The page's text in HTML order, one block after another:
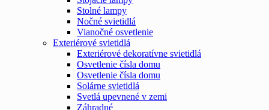
Stolné lampy
Nočné svietidlá
Vianočné osvetlenie
Exteriérové svietidlá
Exteriérové dekoratívne svietidlá
Osvetlenie čísla domu
Osvetlenie čísla domu
Solárne svietidlá
Svetlá upevnené v zemi
Záhradné